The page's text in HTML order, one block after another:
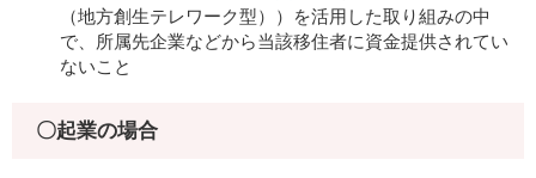
（地方創生テレワーク型））を活用した取り組みの中
で、所属先企業などから当該移住者に資金提供されてい
ないこと
​〇起業の場合